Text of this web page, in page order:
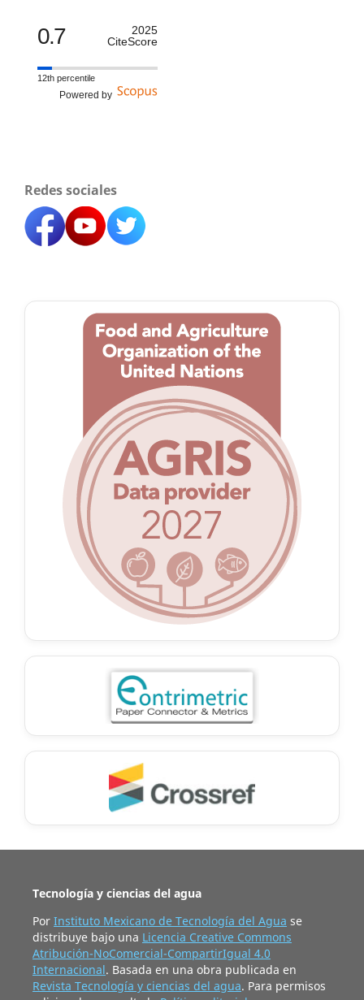
0.7
2025
CiteScore
12th percentile
Powered by
Redes sociales
Tecnología y ciencias del agua
Por Instituto Mexicano de Tecnología del Agua se
distribuye bajo una Licencia Creative Commons
Atribución-NoComercial-CompartirIgual 4.0
Internacional. Basada en una obra publicada en
Revista Tecnología y ciencias del agua. Para permisos